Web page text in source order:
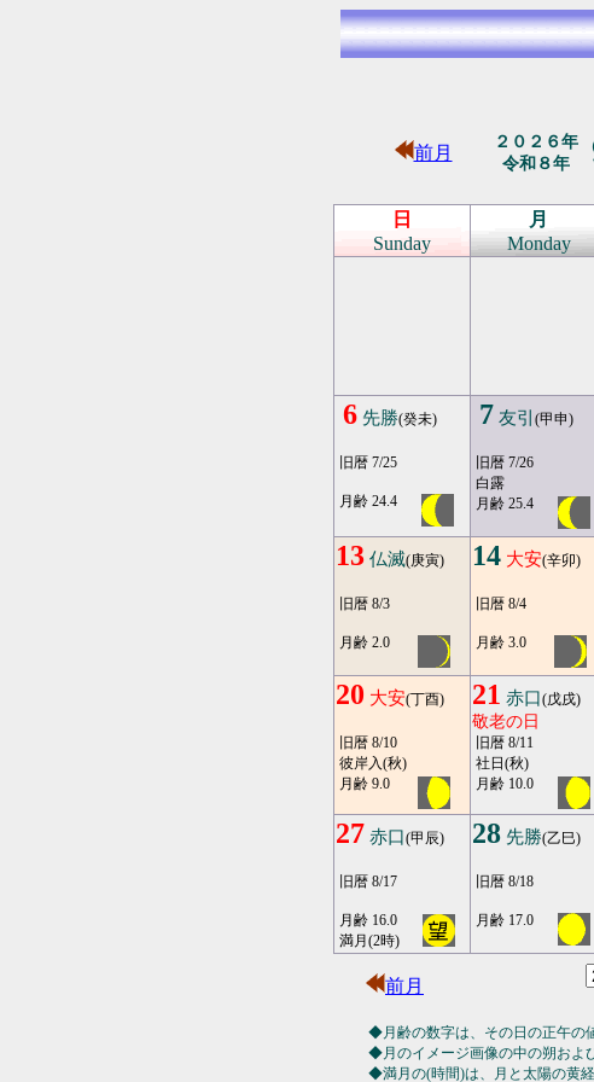
前月
２０２６年
令和８年
日
Sunday
月
Monday
6 先勝(癸未)
旧暦 7/25
月齢 24.4
7 友引 (甲申)
旧暦 7/26
白露
月齢 25.4
13 仏滅(庚寅)
旧暦 8/3
月齢 2.0
14 大安(辛卯)
旧暦 8/4
月齢 3.0
20 大安(丁酉)
旧暦 8/10
彼岸入(秋)
月齢 9.0
21 赤口(戊戌)
敬老の日
旧暦 8/11
社日(秋)
月齢 10.0
27 赤口(甲辰)
旧暦 8/17
月齢 16.0
満月(2時)
28 先勝(乙巳)
旧暦 8/18
月齢 17.0
前月
◆月齢の数字は、その日の正午の
◆月のイメージ画像の中の朔およ
◆満月の(時間)は、月と太陽の黄